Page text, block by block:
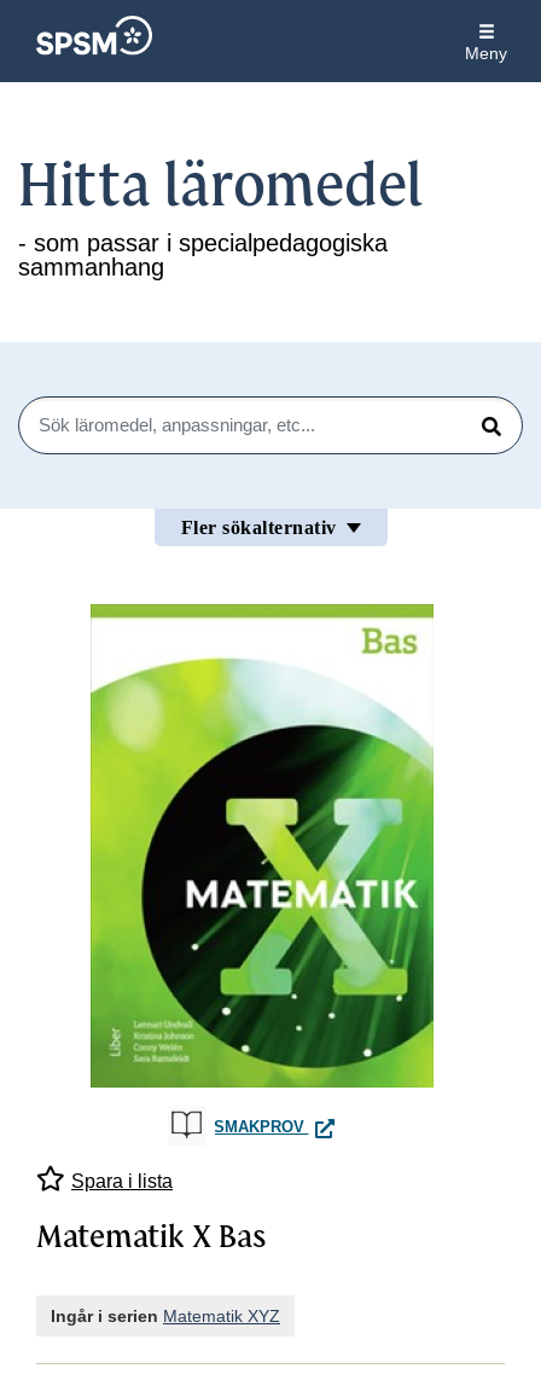
Meny
Hitta läromedel
- som passar i specialpedagogiska
sammanhang
Sök
Sök
Fler sökalternativ
SMAKPROV MATEMATIK X BAS
Spara i lista
Matematik X Bas
Ingår i serien Matematik XYZ